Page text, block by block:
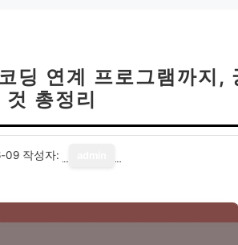
딩 연계 프로그램까지,
것 총정리
09 작성자: